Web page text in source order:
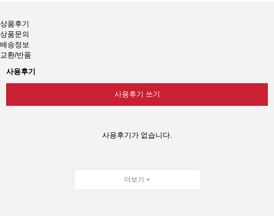
상품후기
상품문의
배송정보
교환/반품
사용후기
사용후기 쓰기
사용후기가 없습니다.
더보기 +